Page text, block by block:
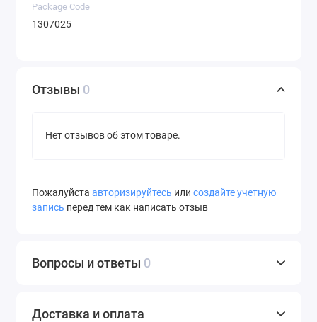
Package Code
1307025
Отзывы 0
Нет отзывов об этом товаре.
Пожалуйста авторизируйтесь или создайте учетную
запись перед тем как написать отзыв
Вопросы и ответы 0
Доставка и оплата